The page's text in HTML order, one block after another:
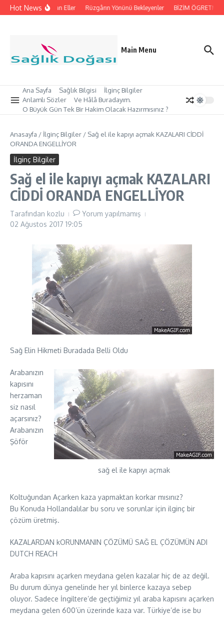
İçeriğe atla
Hot Newsİpleri Tutan Eller Rüzgârın Yönünü Bekleyenler BİZİM
Main Menu
Ana Sayfa Sağlık Bilgisi
İlginç Bilgiler
Anlamlı Sözler
Ve Hâlâ Buradayım.
O Büyük Gün Tek Bir Hakim Olacak Hazırmısınız ?
Anasayfa / İlginç Bilgiler / Sağ el ile kapıyı açmak KAZALARI CİDDİ
ORANDA ENGELLİYOR
İlginç Bilgiler
Sağ el ile kapıyı açmak KAZALARI
CİDDİ ORANDA ENGELLİYOR
Tarafından kozlu
Yorum yapılmamış
02 Ağustos 2017 19:05
Sağ Elin Hikmeti Buradada Belli Oldu
sağ el ile kapıyı açmak
Arabanızın
kapısını
herzaman
siz nasıl
açarsınız?
Arabanızın
Şöför
Koltuğundan Açarken kaza yapmaktan korkar mısınız?
Bu Konuda Hollandalılar bu soru ve sorunlar için ilginç bir
çözüm üretmiş.
KAZALARDAN kORUNMANIN ÇÖZÜMÜ SAĞ EL ÇÖZÜMÜN ADI
DUTCH REACH
Araba kapısını açarken meydana gelen kazalar hiç de az değil.
Bu durum dünya genelinde her yıl binlerce kazaya sebep
oluyor. Sadece İngiltere’de geçtiğimiz yıl araba kapısını açarken
meydana gelen 600’ün üzerinde kaza var. Türkiye’de ise bu